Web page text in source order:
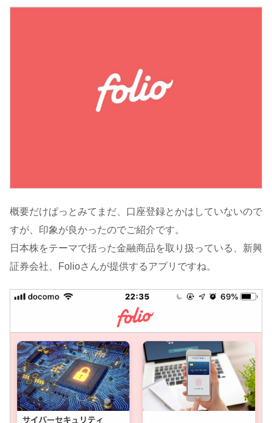
概要だけぱっとみてまだ、口座登録とかはしていないので
すが、印象が良かったのでご紹介です。
日本株をテーマで括った金融商品を取り扱っている、新興
証券会社、Folioさんが提供するアプリですね。